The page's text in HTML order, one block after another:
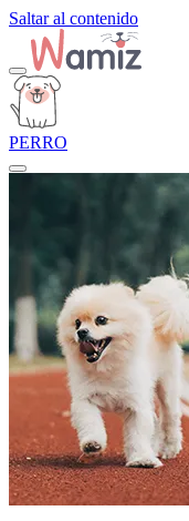
Saltar al contenido
PERRO